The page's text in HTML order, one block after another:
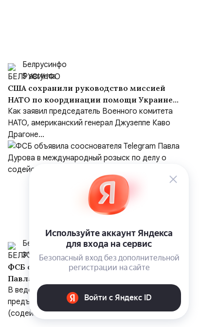
Белрусинфо
5 августа
США сохранили руководство миссией
НАТО по координации помощи Украине
(NSATU), несмотря на обещания передать
функции Европе
Как заявил председатель Военного комитета
НАТО, американский генерал Джузеппе Каво
Драгоне...
Белрусинфо
30 июля
ФСБ объявила сооснователя Telegram
Павла Дурова в международный розыск по
делу о содействии терроризму
В ведомстве сообщили, что Дурову
предъявлено обвинение по ч. 1.1 ст. 205.1 УК РФ
(содейств...